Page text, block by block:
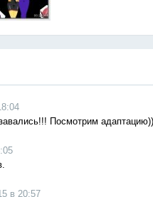
Посмотрим
в 20:57